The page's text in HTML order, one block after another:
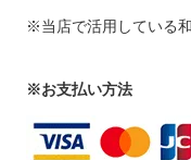
※当店で活用している
※お支払い方法